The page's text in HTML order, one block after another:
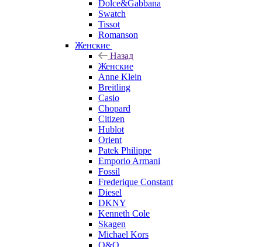
Dolce&Gabbana
Swatch
Tissot
Romanson
Женские
Назад
Женские
Anne Klein
Breitling
Casio
Chopard
Citizen
Hublot
Orient
Patek Philippe
Emporio Armani
Fossil
Frederique Constant
Diesel
DKNY
Kenneth Cole
Skagen
Michael Kors
Q&Q